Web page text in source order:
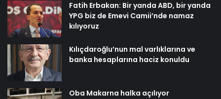
Fatih Erbakan: Bir yanda ABD, bir yanda
YPG biz de Emevi Camii’nde namaz
kılıyoruz
Kılıçdaroğlu’nun mal varlıklarına ve
banka hesaplarına haciz konuldu
Oba Makarna halka açılıyor